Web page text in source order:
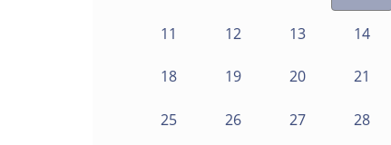
11 12 13 14
18 19 20 21
25 26 27 28